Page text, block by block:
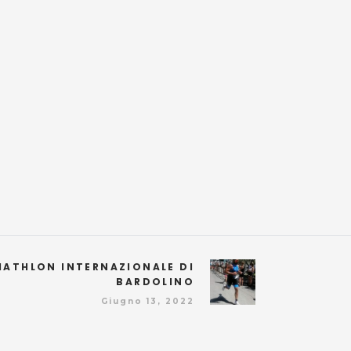
INTERNAZIONALE DI
BARDOLINO
Giugno 13, 2022